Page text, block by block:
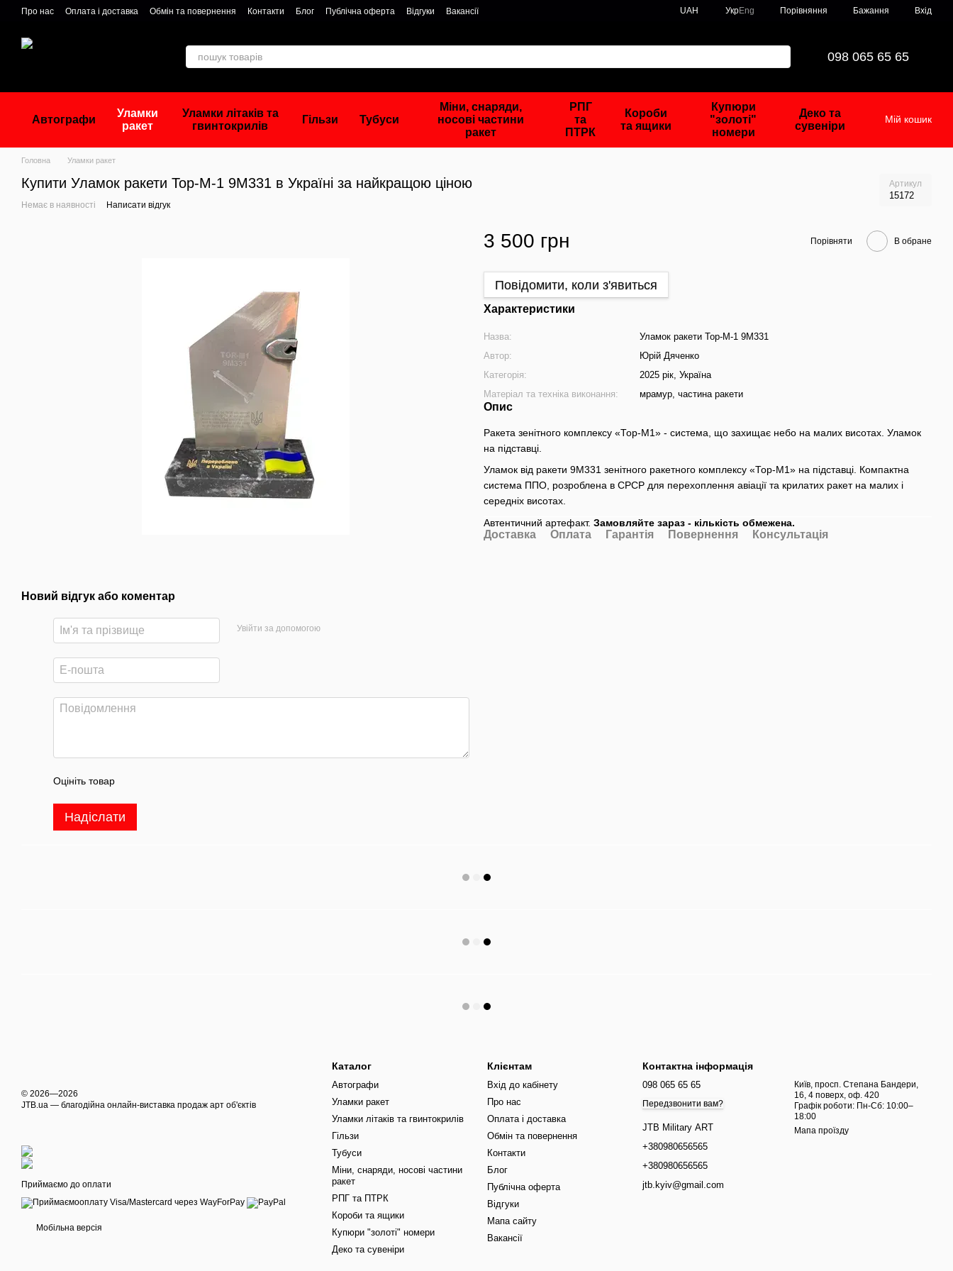
Перейти до основного контенту
Про нас Оплата і доставка Обмін та повернення Контакти Блог Публічна оферта Відгуки Вакансії UAH УкрEng Порівняння Бажання Вхід
098 065 65 65
Автографи
Уламки
ракет
Уламки літаків та
гвинтокрилів
Гільзи Тубуси
Міни, снаряди,
носові частини
ракет
РПГ
та
ПТРК
Короби
та ящики
Купюри
"золоті"
номери
Деко та
сувеніри
Мій кошик
Головна Уламки ракет
Купити Уламок ракети Тор-М-1 9М331 в Україні за найкращою ціною Артикул
15172
Немає в наявності Написати відгук
Новий відгук або коментар
Увійти за допомогою
Оцініть товар
Надіслати
3 500 грн Порівняти В обране
Повідомити, коли з'явиться
Характеристики
Назва:
Уламок ракети Тор-М-1 9М331
Автор:
Юрій Дяченко
Категорія:
2025 рік, Україна
Матеріал та техніка виконання:
мрамур, частина ракети
Опис
Ракета зенітного комплексу «Тор-М1» - система, що захищає небо на малих висотах. Уламок
на підставці.
Уламок від ракети 9М331 зенітного ракетного комплексу «Тор-М1» на підставці. Компактна
система ППО, розроблена в СРСР для перехоплення авіації та крилатих ракет на малих і
середніх висотах.
Автентичний артефакт. Замовляйте зараз - кількість обмежена.
Доставка Оплата Гарантія Повернення Консультація
© 2026—2026
JTB.ua — благодійна онлайн-виставка продаж арт об'єктів
Приймаємо до оплати
Мобільна версія
Каталог
Автографи
Уламки ракет
Уламки літаків та гвинтокрилів
Гільзи
Тубуси
Міни, снаряди, носові частини
ракет
РПГ та ПТРК
Короби та ящики
Купюри "золоті" номери
Деко та сувеніри
Клієнтам
Вхід до кабінету
Про нас
Оплата і доставка
Обмін та повернення
Контакти
Блог
Публічна оферта
Відгуки
Мапа сайту
Вакансії
Контактна інформація
098 065 65 65
Передзвонити вам?
JTB Military ART
+380980656565
+380980656565
jtb.kyiv@gmail.com
Київ, просп. Степана Бандери,
16, 4 поверх, оф. 420
Графік роботи: Пн-Сб: 10:00–
18:00
Мапа проїзду